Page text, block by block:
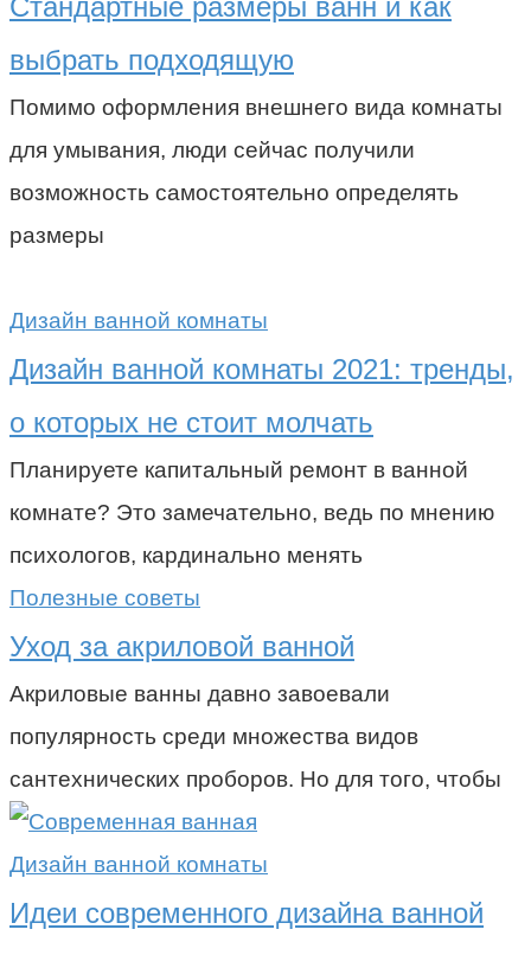
выбрать подходящую
Помимо оформления внешнего вида комнаты
для умывания, люди сейчас получили
возможность самостоятельно определять
размеры
Дизайн ванной комнаты
Дизайн ванной комнаты 2021: тренды,
о которых не стоит молчать
Планируете капитальный ремонт в ванной
комнате? Это замечательно, ведь по мнению
психологов, кардинально менять
Полезные советы
Уход за акриловой ванной
Акриловые ванны давно завоевали
популярность среди множества видов
сантехнических проборов. Но для того, чтобы
Дизайн ванной комнаты
Идеи современного дизайна ванной